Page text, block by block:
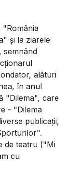
şi la ziarele
alături
în anul
"Dilema", care
- "Dilema
publicaţii,
de teatru ("Mi
cu